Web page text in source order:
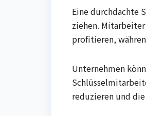
Eine durchdachte
ziehen.
profitieren,
Unternehmen
reduzieren und